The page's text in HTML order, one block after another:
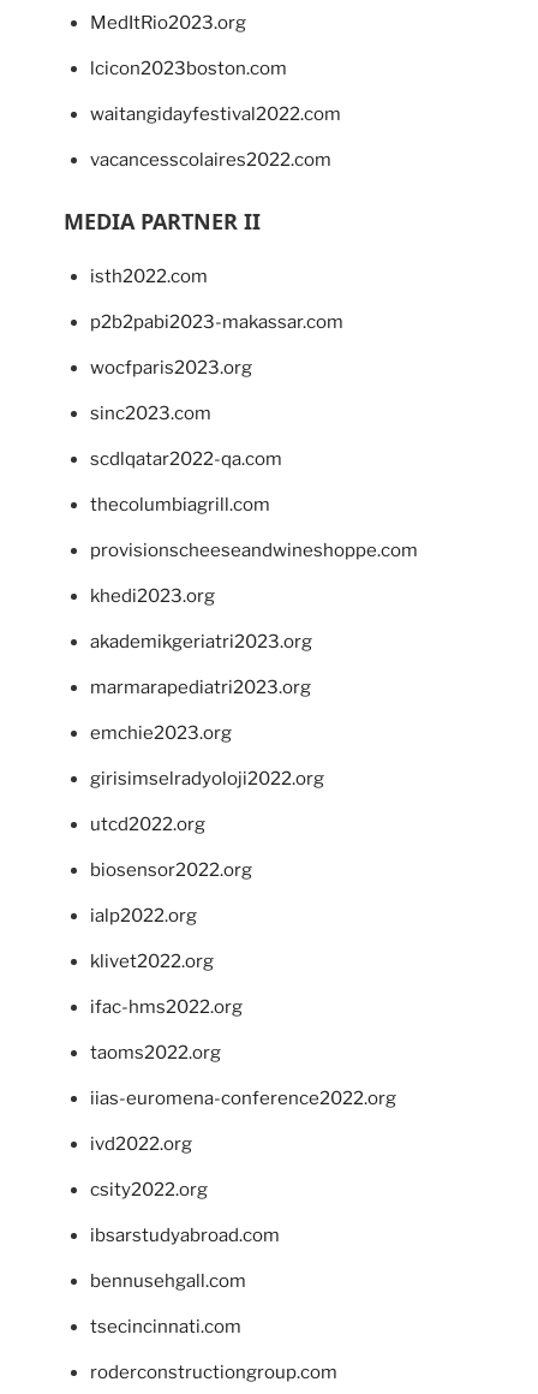
MedItRio2023.org
lcicon2023boston.com
waitangidayfestival2022.com
vacancesscolaires2022.com
MEDIA PARTNER II
isth2022.com
p2b2pabi2023-makassar.com
wocfparis2023.org
sinc2023.com
scdlqatar2022-qa.com
thecolumbiagrill.com
provisionscheeseandwineshoppe.com
khedi2023.org
akademikgeriatri2023.org
marmarapediatri2023.org
emchie2023.org
girisimselradyoloji2022.org
utcd2022.org
biosensor2022.org
ialp2022.org
klivet2022.org
ifac-hms2022.org
taoms2022.org
iias-euromena-conference2022.org
ivd2022.org
csity2022.org
ibsarstudyabroad.com
bennusehgall.com
tsecincinnati.com
roderconstructiongroup.com